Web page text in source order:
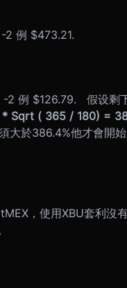
例 $473.21.
例 $126.79. 假设剩
Sqrt ( 365 / 180) =
大於386.4%他才會開
，使用XBU套利沒